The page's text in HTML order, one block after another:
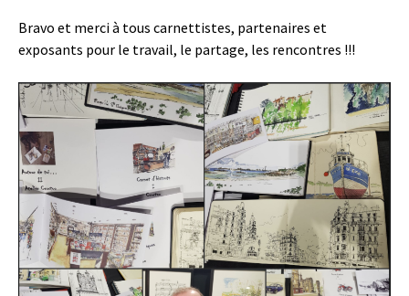
Bravo et merci à tous carnettistes, partenaires et
exposants pour le travail, le partage, les rencontres !!!